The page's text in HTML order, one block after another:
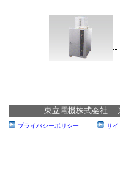
東立電機株式会社
プライバシーポリシー サイ